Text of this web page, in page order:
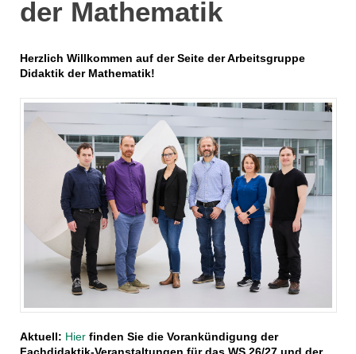
der Mathematik
Herzlich Willkommen auf der Seite der Arbeitsgruppe
Didaktik der Mathematik!
Aktuell: Hierfinden Sie die Vorankündigung der